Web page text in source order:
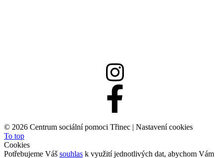
© 2026 Centrum sociální pomoci Třinec | Nastavení cookies
To top
Cookies
Potřebujeme Váš souhlas k využití jednotlivých dat, abychom Vám